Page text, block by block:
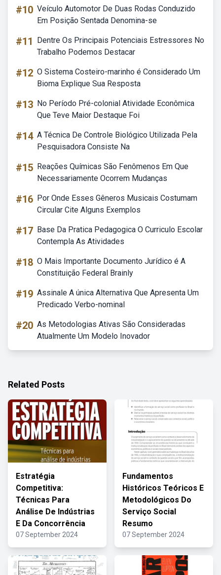
#10 Veículo Automotor De Duas Rodas Conduzido
Em Posição Sentada Denomina-se
#11
Dentre Os Principais Potenciais Estressores No
Trabalho Podemos Destacar
#12 O Sistema Costeiro-marinho é Considerado Um
Bioma Explique Sua Resposta
#13 No Período Pré-colonial Atividade Econômica
Que Teve Maior Destaque Foi
#14 A Técnica De Controle Biológico Utilizada Pela
Pesquisadora Consiste Na
#15 Reações Químicas São Fenômenos Em Que
Necessariamente Ocorrem Mudanças
#16 Por Onde Esses Gêneros Musicais Costumam
Circular Cite Alguns Exemplos
#17 Base Da Pratica Pedagogica O Curriculo Escolar
Contempla As Atividades
#18 O Mais Importante Documento Jurídico é A
Constituição Federal Brainly
#19 Assinale A única Alternativa Que Apresenta Um
Predicado Verbo-nominal
#20 As Metodologias Ativas São Consideradas
Atualmente Um Modelo Inovador
Related Posts
Estratégia
Competitiva:
Técnicas Para
Análise De Indústrias
E Da Concorrência
07 September 2024
Fundamentos
Históricos Teóricos E
Metodológicos Do
Serviço Social
Resumo
07 September 2024